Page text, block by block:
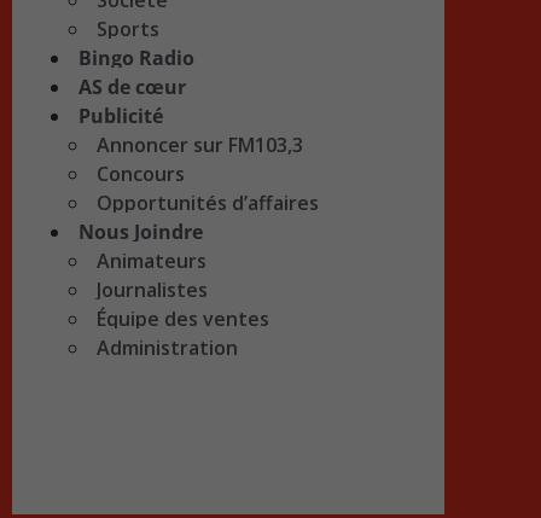
Sports
Bingo Radio
AS de cœur
Publicité
Annoncer sur FM103,3
Concours
Opportunités d’affaires
Nous Joindre
Animateurs
Journalistes
Équipe des ventes
Administration